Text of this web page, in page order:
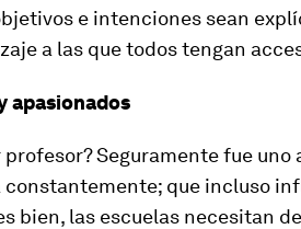
e intenciones sean
a las que todos tengan
apasionados
Seguramente fue uno
que incluso
bien, las escuelas necesitan